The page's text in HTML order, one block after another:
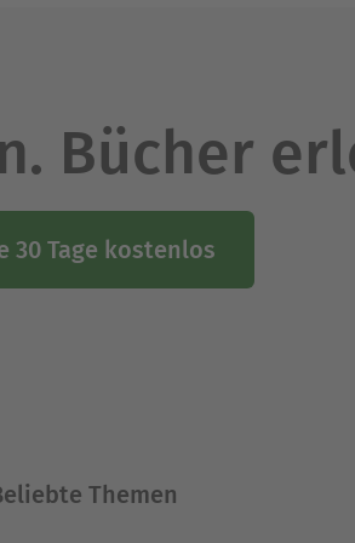
Bücher
30 Tage kostenlos
Themen